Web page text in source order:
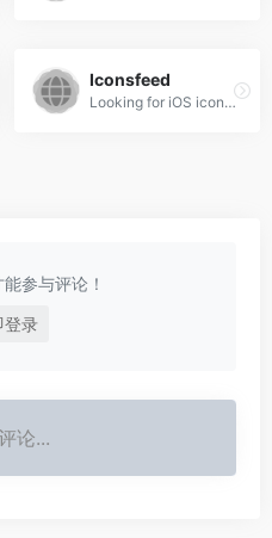
Iconsfeed
Looking for iOS icon inspiration? We bring the iOS icons gallery to you.
参与评论！
登录
论...